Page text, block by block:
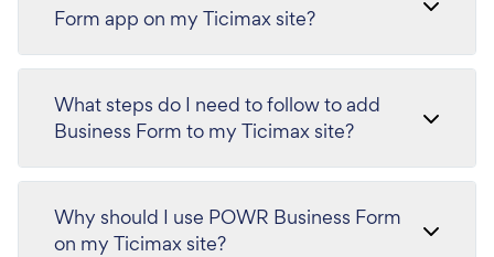
Form app on my Ticimax site?
What steps do I need to follow to add
Business Form to my Ticimax site?
Why should I use POWR Business Form
on my Ticimax site?